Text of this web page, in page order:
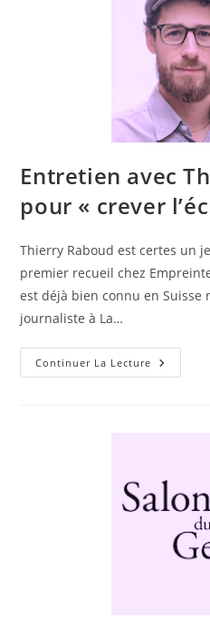
Entretien avec
pour « crever
Thierry Raboud est certes un
premier recueil chez
est déjà bien connu en Suisse
journaliste à La…
Continuer La Lecture